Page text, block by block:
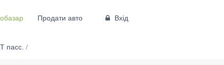
Продати авто Вхід
пасс. /